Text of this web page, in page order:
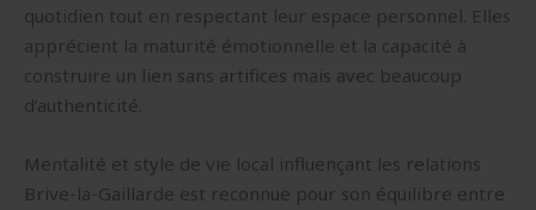
quotidien tout en respectant leur espace personnel. Elles
apprécient la maturité émotionnelle et la capacité à
construire un lien sans artifices mais avec beaucoup
d’authenticité.
Mentalité et style de vie local influençant les relations
Brive-la-Gaillarde est reconnue pour son équilibre entre